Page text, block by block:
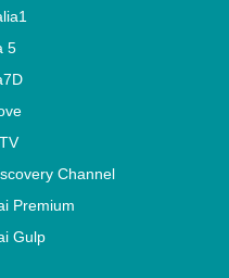
5
Channel
Premium
Gulp